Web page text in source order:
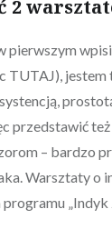
2
pierwszym
TUTAJ), jestem
przedstawić
– bardzo
Warsztaty o